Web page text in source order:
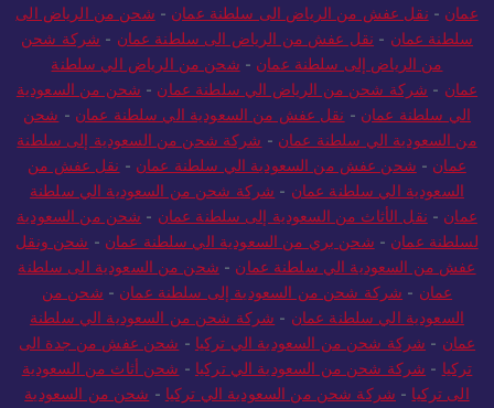
عمان - نقل عفش من الرياض الى سلطنة عمان - شحن من الرياض الى
سلطنة عمان - نقل عفش من الرياض الى سلطنة عمان - شركة شحن
من الرياض إلى سلطنة عمان - شحن من الرياض الي سلطنة
عمان - شركة شحن من الرياض الي سلطنة عمان - شحن من السعودية
الي سلطنة عمان - نقل عفش من السعودية الي سلطنة عمان - شحن
من السعودية الي سلطنة عمان - شركة شحن من السعودية إلى سلطنة
عمان - شحن عفش من السعودية الي سلطنة عمان - نقل عفش من
السعودية الي سلطنة عمان - شركة شحن من السعودية الي سلطنة
عمان - نقل الأثاث من السعودية إلى سلطنة عمان - شحن من السعودية
لسلطنة عمان - شحن بري من السعودية الي سلطنة عمان - شحن ونقل
عفش من السعودية الي سلطنة عمان - شحن من السعودية الى سلطنة
عمان - شركة شحن من السعودية إلى سلطنة عمان - شحن من
السعودية الي سلطنة عمان - شركة شحن من السعودية الي سلطنة
عمان - شركة شحن من السعودية الي تركيا - شحن عفش من جدة الى
تركيا - شركة شحن من السعودية الي تركيا - شحن أثاث من السعودية
الى تركيا - شركة شحن من السعودية الي تركيا - شحن من السعودية